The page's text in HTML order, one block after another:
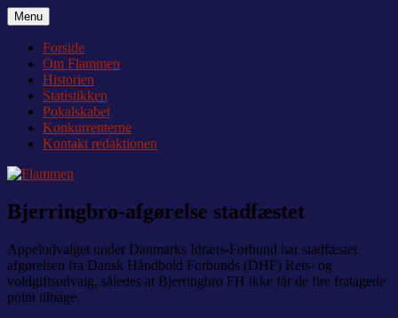
Videre
til
indhold
Flammen
Nyheder og debat om Team Tvis Holstebro
Menu
Forside
Om Flammen
Historien
Statistikken
Pokalskabet
Konkurrenterne
Kontakt redaktionen
Bjerringbro-afgørelse stadfæstet
Appeludvalget under Danmarks Idræts-Forbund har stadfæstet
afgørelsen fra Dansk Håndbold Forbunds (DHF) Rets- og
voldgiftsudvalg, således at Bjerringbro FH ikke får de fire fratagede
point tilbage.